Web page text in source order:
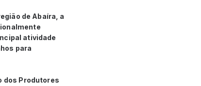
de Abaíra, a
atividade
para
dos Produtores